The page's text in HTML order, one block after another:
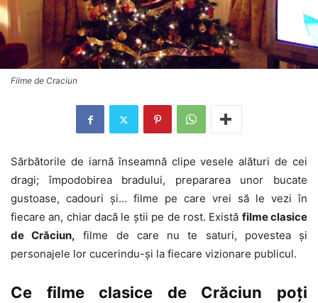
Filme de Craciun
Sărbătorile de iarnă înseamnă clipe vesele alături de cei
dragi; împodobirea bradului, prepararea unor bucate
gustoase, cadouri și… filme pe care vrei să le vezi în
fiecare an, chiar dacă le știi pe de rost. Există filme clasice
de Crăciun, filme de care nu te saturi, povestea și
personajele lor cucerindu-și la fiecare vizionare publicul.
Ce filme clasice de Crăciun poți